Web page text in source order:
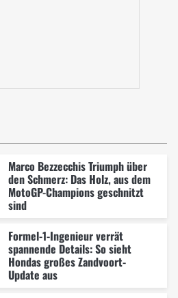
Marco Bezzecchis Triumph über
den Schmerz: Das Holz, aus dem
MotoGP-Champions geschnitzt
sind
Formel-1-Ingenieur verrät
spannende Details: So sieht
Hondas großes Zandvoort-
Update aus